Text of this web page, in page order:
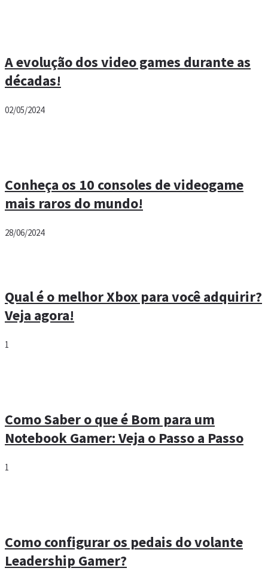
A evolução dos video games durante as
décadas!
02/05/2024
Conheça os 10 consoles de videogame
mais raros do mundo!
28/06/2024
Qual é o melhor Xbox para você adquirir?
Veja agora!
1
Como Saber o que é Bom para um
Notebook Gamer: Veja o Passo a Passo
1
Como configurar os pedais do volante
Leadership Gamer?